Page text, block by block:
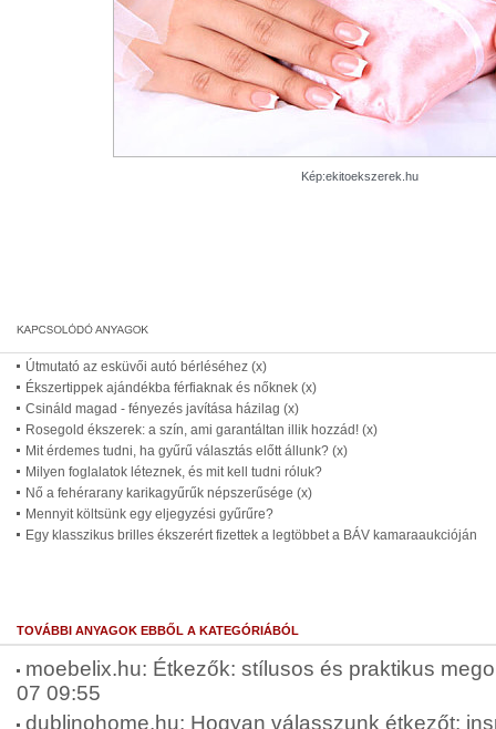
Kép:ekitoekszerek.hu
Útmutató az esküvői autó bérléséhez (x)
Ékszertippek ajándékba férfiaknak és nőknek (x)
Csináld magad - fényezés javítása házilag (x)
Rosegold ékszerek: a szín, ami garantáltan illik hozzád! (x)
Mit érdemes tudni, ha gyűrű választás előtt állunk? (x)
Milyen foglalatok léteznek, és mit kell tudni róluk?
Nő a fehérarany karikagyűrűk népszerűsége (x)
Mennyit költsünk egy eljegyzési gyűrűre?
Egy klasszikus brilles ékszerért fizettek a legtöbbet a BÁV kamaraaukcióján
TOVÁBBI ANYAGOK EBBŐL A KATEGÓRIÁBÓL
moebelix.hu: Étkezők: stílusos és praktikus
07 09:55
dublinohome.hu: Hogyan válasszunk étkezőt: